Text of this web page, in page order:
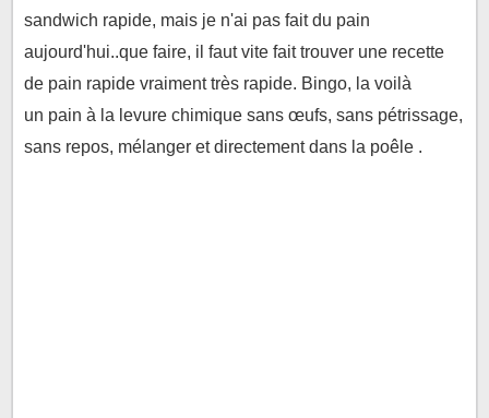
sandwich rapide, mais je n'ai pas fait du pain
aujourd'hui..que faire, il faut vite fait trouver une recette
de pain rapide vraiment très rapide. Bingo, la voilà
un pain à la levure chimique sans œufs, sans pétrissage,
sans repos, mélanger et directement dans la poêle .